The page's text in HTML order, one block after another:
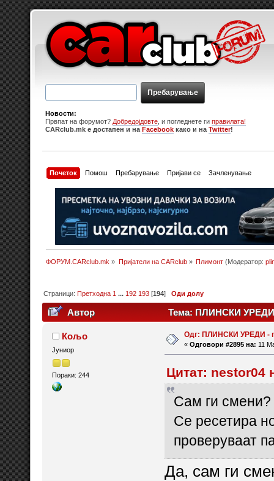
Новости:
Првпат на форумот? Добредојдовте , и погледнете ги правилата!
CARclub.mk е достапен и на Facebook како и на Twitter!
Почеток Помош Пребарување Пријави се Зачленување
ФОРУМ.CARclub.mk » Пријатели на CARclub» Плимонт(Модератор:
Страници:Претходна 1 ... 192 193 [194]Оди долу
Автор Тема: ПЛИНСКИ УРЕДИ
Кољо
Јуниор
Пораки: 244
Одг: ПЛИНСКИ УРЕДИ -
« Одговори #2895 на: 11
Цитат: nestor04
Сам ги смени?
Се ресетира
проверуваат
Да, сам ги